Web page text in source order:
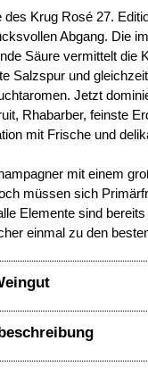
des Krug Rosé 27.
Abgang. Die
Säure vermittelt die
Salzspur und
Jetzt
Rhabarber, feinste
mit Frische und
mit einem
müssen sich
Elemente sind
einmal zu den